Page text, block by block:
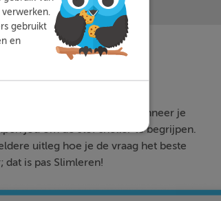
mee hebt, waar en wanneer je
jou om de stof sneller te begrijpen.
uitleg hoe je de vraag het beste
is pas Slimleren!
gebruikt
en